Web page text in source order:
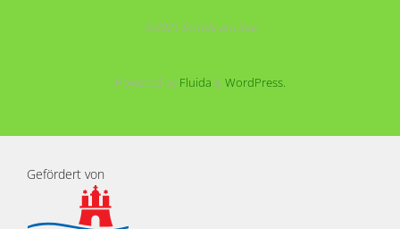
©2021 Schule am See
Powered byFluida &WordPress.
Gefördert von